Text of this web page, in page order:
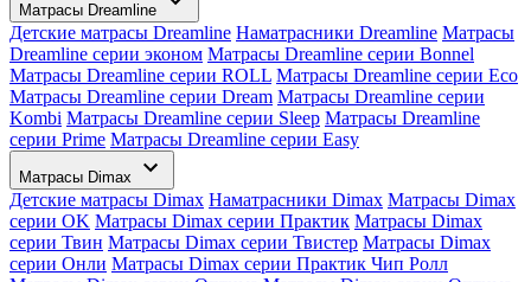
Матрасы Dreamline
Детские матрасы Dreamline Наматрасники Dreamline Матрасы
Dreamline серии эконом Матрасы Dreamline серии Bonnel
Матрасы Dreamline серии ROLL Матрасы Dreamline серии Eco
Матрасы Dreamline серии Dream Матрасы Dreamline серии
Kombi Матрасы Dreamline серии Sleep Матрасы Dreamline
серии Prime Матрасы Dreamline серии Easy
Матрасы Dimax
Детские матрасы Dimax Наматрасники Dimax Матрасы Dimax
серии OK Матрасы Dimax серии Практик Матрасы Dimax
серии Твин Матрасы Dimax серии Твистер Матрасы Dimax
серии Онли Матрасы Dimax серии Практик Чип Ролл